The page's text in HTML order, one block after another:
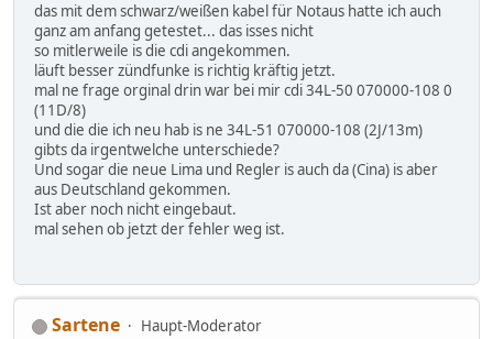
das mit dem schwarz/weißen kabel für Notaus hatte ich auch
ganz am anfang getestet... das isses nicht
so mitlerweile is die cdi angekommen.
läuft besser zündfunke is richtig kräftig jetzt.
mal ne frage orginal drin war bei mir cdi 34L-50 070000-108 0
(11D/8)
und die die ich neu hab is ne 34L-51 070000-108 (2J/13m)
gibts da irgentwelche unterschiede?
Und sogar die neue Lima und Regler is auch da (Cina) is aber
aus Deutschland gekommen.
Ist aber noch nicht eingebaut.
mal sehen ob jetzt der fehler weg ist.
Sartene
Haupt-Moderator